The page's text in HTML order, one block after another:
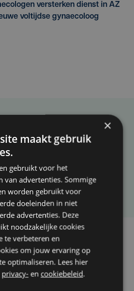
versterken dienst in AZ
voltijdse gynaecoloog
schrijffout opgemerkt in dit
artikel?
ons weten
×
maakt gebruik
gebruikt voor het
van advertenties. Sommige
worden gebruikt voor
doeleinden in niet
advertenties. Deze
noodzakelijke cookies
te verbeteren en
om jouw ervaring op
optimaliseren. Lees hier
privacy- en cookiebeleid.